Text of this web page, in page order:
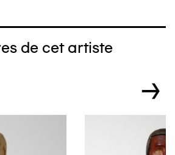
de cet artiste
→